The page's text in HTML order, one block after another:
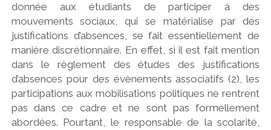
donnée aux étudiants de participer à des
mouvements sociaux, qui se matérialise par des
justifications d’absences, se fait essentiellement de
manière discrétionnaire. En effet, si il est fait mention
dans le règlement des études des justifications
d’absences pour des évènements associatifs (2), les
participations aux mobilisations politiques ne rentrent
pas dans ce cadre et ne sont pas formellement
abordées. Pourtant, le responsable de la scolarité,